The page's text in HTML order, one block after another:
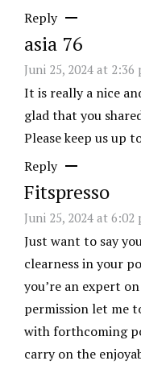
Reply
asia 76
Juni 25, 2024 at 2:36
It is really a nice
glad that you
Please keep us up
Reply
Fitspresso
Juni 25, 2024 at 6:02
Just want to say
clearness in your
you’re an expert
permission let me
with forthcoming
carry on the